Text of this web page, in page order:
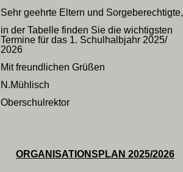
Sehr geehrte Eltern und Sorgeberechtigte,
in der Tabelle finden Sie die wichtigsten
Termine für das 1. Schulhalbjahr 2025/
2026
Mit freundlichen Grüßen
N.Mühlisch
Oberschulrektor
ORGANISATIONSPLAN 2025/2026